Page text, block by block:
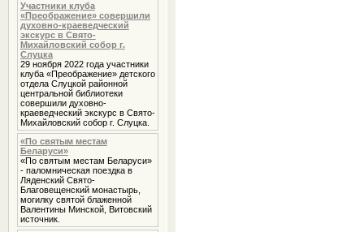
Участники клуба
«Преображение» совершили
духовно-краеведческий
экскурс в Свято-
Михайловский собор г.
Слуцка
29 ноября 2022 года участники
клуба «Преображение» детского
отдела Слуцкой районной
центральной библиотеки
совершили духовно-
краеведческий экскурс в Свято-
Михайловский собор г. Слуцка.
«По святым местам
Беларуси»
«По святым местам Беларуси»
- паломническая поездка в
Ляденский Свято-
Благовещенский монастырь,
могилку святой блаженной
Валентины Минской, Витовский
источник.